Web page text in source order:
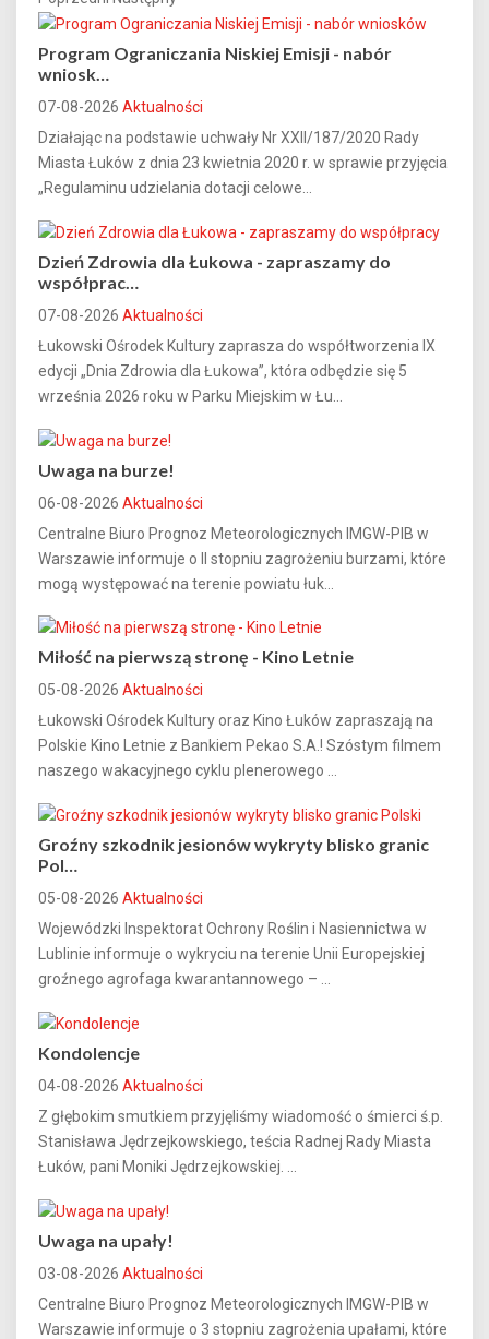
Program Ograniczania Niskiej Emisji - nabór
wniosk…
07-08-2026 Aktualności
Działając na podstawie uchwały Nr XXII/187/2020 Rady
Miasta Łuków z dnia 23 kwietnia 2020 r. w sprawie przyjęcia
„Regulaminu udzielania dotacji celowe...
Dzień Zdrowia dla Łukowa - zapraszamy do
współprac…
07-08-2026 Aktualności
Łukowski Ośrodek Kultury zaprasza do współtworzenia IX
edycji „Dnia Zdrowia dla Łukowa”, która odbędzie się 5
września 2026 roku w Parku Miejskim w Łu...
Uwaga na burze!
06-08-2026 Aktualności
Centralne Biuro Prognoz Meteorologicznych IMGW-PIB w
Warszawie informuje o II stopniu zagrożeniu burzami, które
mogą występować na terenie powiatu łuk...
Miłość na pierwszą stronę - Kino Letnie
05-08-2026 Aktualności
Łukowski Ośrodek Kultury oraz Kino Łuków zapraszają na
Polskie Kino Letnie z Bankiem Pekao S.A.! Szóstym filmem
naszego wakacyjnego cyklu plenerowego ...
Groźny szkodnik jesionów wykryty blisko granic
Pol…
05-08-2026 Aktualności
Wojewódzki Inspektorat Ochrony Roślin i Nasiennictwa w
Lublinie informuje o wykryciu na terenie Unii Europejskiej
groźnego agrofaga kwarantannowego – ...
Kondolencje
04-08-2026 Aktualności
Z głębokim smutkiem przyjęliśmy wiadomość o śmierci ś.p.
Stanisława Jędrzejkowskiego, teścia Radnej Rady Miasta
Łuków, pani Moniki Jędrzejkowskiej. ...
Uwaga na upały!
03-08-2026 Aktualności
Centralne Biuro Prognoz Meteorologicznych IMGW-PIB w
Warszawie informuje o 3 stopniu zagrożenia upałami, które